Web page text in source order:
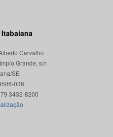
Carvalho
Grande, s/n
SE
036